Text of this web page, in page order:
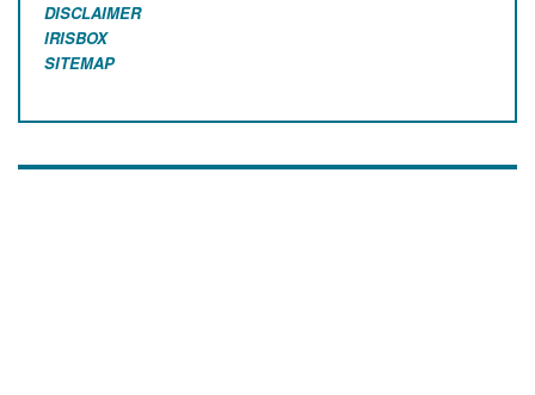
DISCLAIMER
IRISBOX
SITEMAP